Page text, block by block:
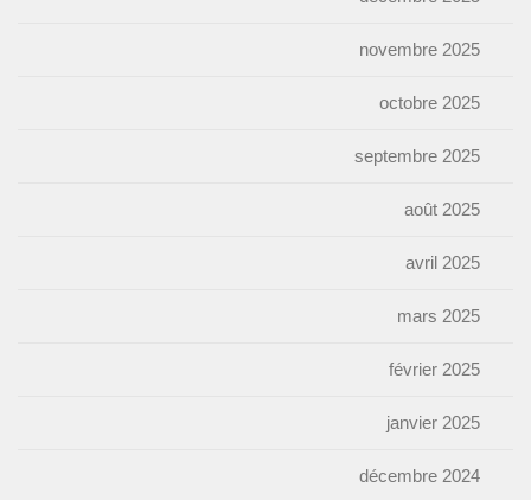
novembre 2025
octobre 2025
septembre 2025
août 2025
avril 2025
mars 2025
février 2025
janvier 2025
décembre 2024